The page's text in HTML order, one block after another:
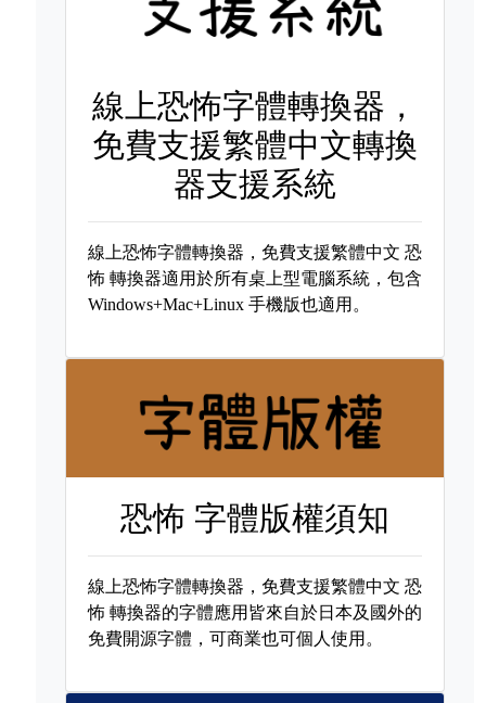
線上恐怖字體轉換器，
免費支援繁體中文轉換
器支援系統
線上恐怖字體轉換器，免費支援繁體中文恐
怖 轉換器適用於所有桌上型電腦系統，包含
Windows+Mac+Linux 手機版也適用。
恐怖 字體版權須知
線上恐怖字體轉換器，免費支援繁體中文恐
怖 轉換器的字體應用皆來自於日本及國外的
免費開源字體，可商業也可個人使用。